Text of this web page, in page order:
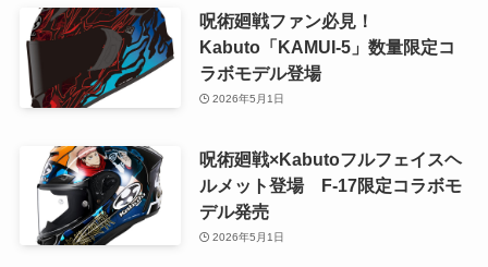
呪術廻戦ファン必見！
Kabuto「KAMUI-5」数量限定コ
ラボモデル登場
2026年5月1日
呪術廻戦×Kabutoフルフェイスヘ
ルメット登場 F-17限定コラボモ
デル発売
2026年5月1日